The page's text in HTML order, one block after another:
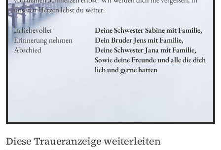
unseren Herzen lebst du weiter.
In liebevoller
Erinnerung nehmen
Abschied
Deine Schwester Sabine mit Familie,
Dein Bruder Jens mit Familie,
Deine Schwester Jana mit Familie,
Sowie deine Freunde und alle die dich
lieb und gerne hatten
Diese Traueranzeige weiterleiten